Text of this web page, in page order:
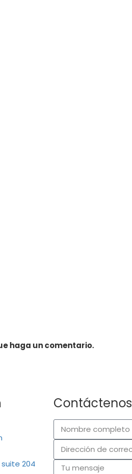
haga un comentario.
204
Contáctenos